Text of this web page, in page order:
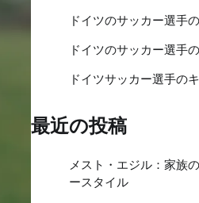
ドイツのサッカー選手
ドイツのサッカー選手
ドイツサッカー選手の
最近の投稿
メスト・エジル：家族
ースタイル